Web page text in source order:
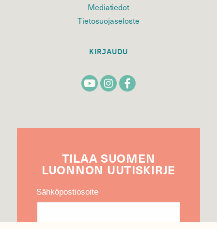
Mediatiedot
Tietosuojaseloste
KIRJAUDU
TILAA SUOMEN
LUONNON UUTIS­KIRJE
Sähköpostiosoite